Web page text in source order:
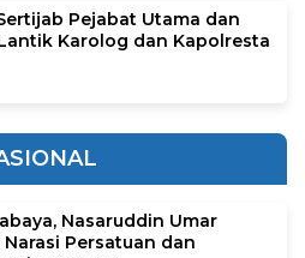
Pejabat Utama dan
Karolog dan Kapolresta
Nasaruddin Umar
Persatuan dan